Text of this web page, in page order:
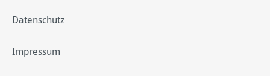
Datenschutz
Impressum